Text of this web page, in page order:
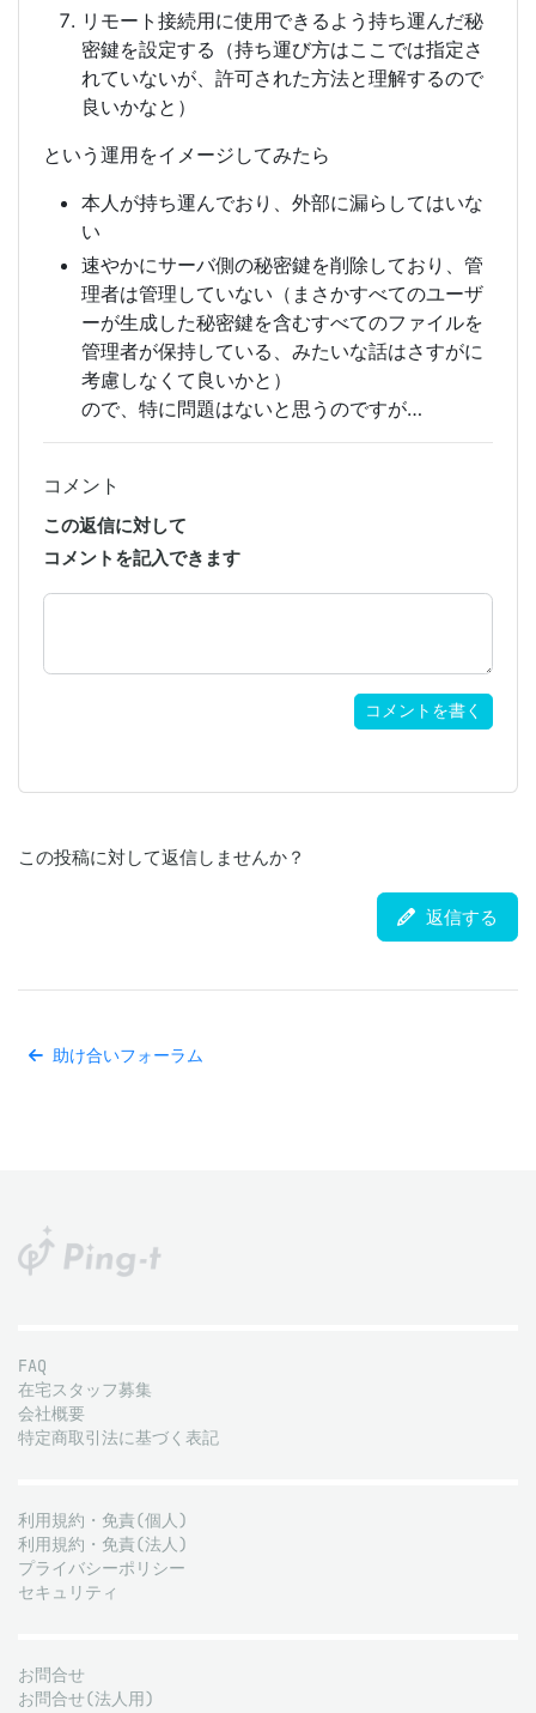
リモート接続用に使用できるよう持ち運んだ秘
密鍵を設定する（持ち運び方はここでは指定さ
れていないが、許可された方法と理解するので
良いかなと）
という運用をイメージしてみたら
本人が持ち運んでおり、外部に漏らしてはいな
い
速やかにサーバ側の秘密鍵を削除しており、管
理者は管理していない（まさかすべてのユーザ
ーが生成した秘密鍵を含むすべてのファイルを
管理者が保持している、みたいな話はさすがに
考慮しなくて良いかと）
ので、特に問題はないと思うのですが…
コメント
この返信に対して
コメントを記入できます
コメントを書く
この投稿に対して返信しませんか？
返信する
助け合いフォーラム
FAQ
在宅スタッフ募集
会社概要
特定商取引法に基づく表記
利用規約・免責(個人)
利用規約・免責(法人)
プライバシーポリシー
セキュリティ
お問合せ
お問合せ(法人用)